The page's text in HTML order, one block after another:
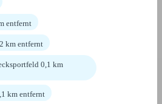
entfernt
km entfernt
0,1 km
km entfernt